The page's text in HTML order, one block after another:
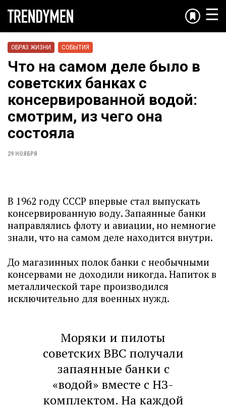
☰
ОБРАЗ ЖИЗНИ СОБЫТИЯ
Что на самом деле было в
советских банках с
консервированной водой:
смотрим, из чего она
состояла
29 НОЯБРЯ
В 1962 году СССР впервые стал выпускать
консервированную воду. Запаянные банки
направлялись флоту и авиации, но немногие
знали, что на самом деле находится внутри.
До магазинных полок банки с необычными
консервами не доходили никогда. Напиток в
металлической таре производился
исключительно для военных нужд.
Моряки и пилоты
советских ВВС получали
запаянные банки с
«водой» вместе с НЗ-
комплектом. На каждой